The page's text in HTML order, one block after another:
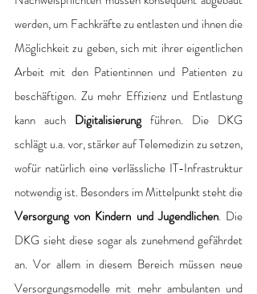
werden, um Fachkräfte zu entlasten und ihnen die
Möglichkeit zu geben, sich mit ihrer eigentlichen
Arbeit mit den Patientinnen und Patienten zu
beschäftigen. Zu mehr Effizienz und Entlastung
kann auch Digitalisierung führen. Die DKG
schlägt u.a. vor, stärker auf Telemedizin zu setzen,
wofür natürlich eine verlässliche IT-Infrastruktur
Versorgung von Kindern und Jugendlichen. Die
DKG sieht diese sogar als zunehmend gefährdet
an. Vor allem in diesem Bereich müssen neue
Versorgungsmodelle mit mehr ambulanten und